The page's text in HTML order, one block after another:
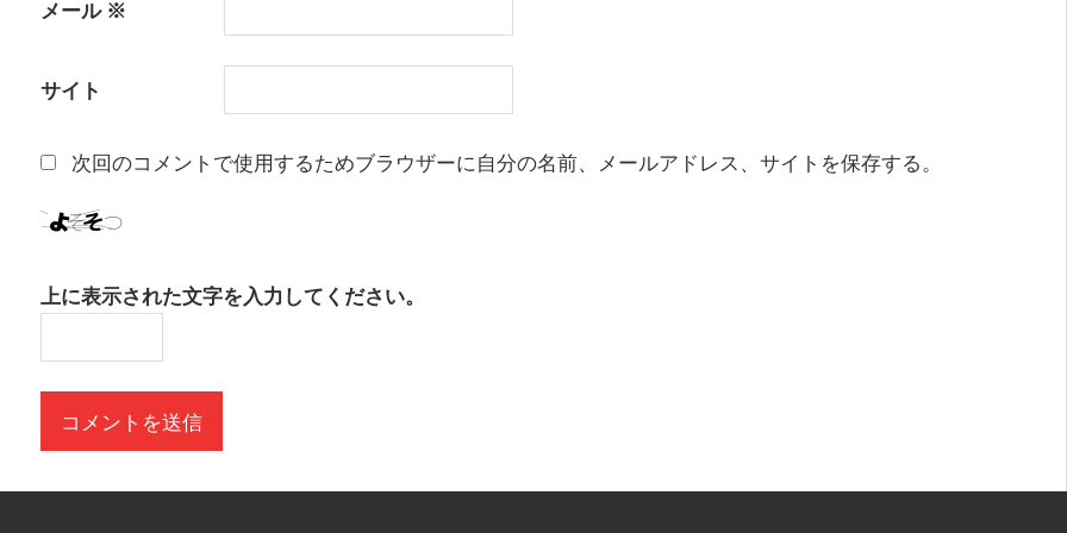
メール ※
サイト
次回のコメントで使用するためブラウザーに自分の名前、メールアドレス、サイトを保存する。
上に表示された文字を入力してください。